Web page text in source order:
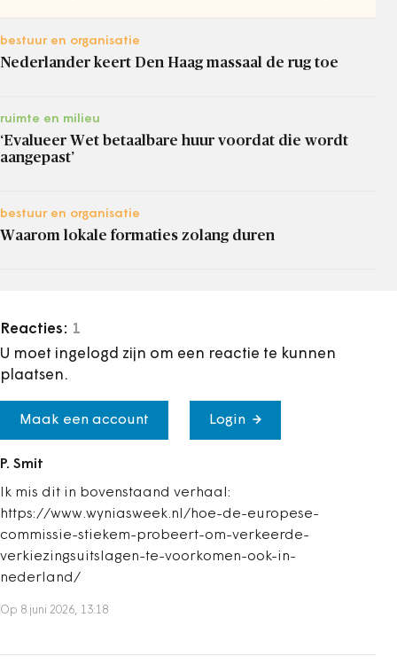
bestuur en organisatie
Nederlander keert Den Haag massaal de rug toe
ruimte en milieu
‘Evalueer Wet betaalbare huur voordat die wordt
aangepast’
bestuur en organisatie
Waarom lokale formaties zolang duren
Reacties: 1
U moet ingelogd zijn om een reactie te kunnen
plaatsen.
Maak een account Login
P. Smit
Ik mis dit in bovenstaand verhaal:
https://www.wyniasweek.nl/hoe-de-europese-
commissie-stiekem-probeert-om-verkeerde-
verkiezingsuitslagen-te-voorkomen-ook-in-
nederland/
Op 8 juni 2026, 13:18